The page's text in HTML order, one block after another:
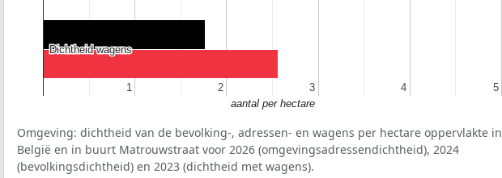
11 2
2 3
3 4
4 5
5
Dichtheid wagens
Dichtheid wagens
aantal per hectare
Omgeving: dichtheid van de bevolking-, adressen- en wagens per hectare oppervlakte in
België en in buurt Matrouwstraat voor 2026 (omgevingsadressendichtheid), 2024
(bevolkingsdichtheid) en 2023 (dichtheid met wagens).